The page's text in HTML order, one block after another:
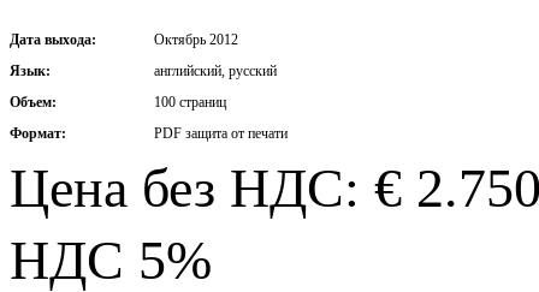
Дата выхода:
Октябрь 2012
Язык:
английский, русский
Объем:
100 страниц
Формат:
PDF защита от печати
Цена без НДС: €
НДС 5%